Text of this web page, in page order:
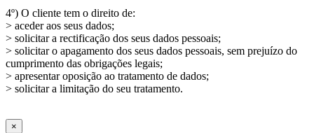
4º) O cliente tem o direito de:
> aceder aos seus dados;
> solicitar a rectificação dos seus dados pessoais;
> solicitar o apagamento dos seus dados pessoais, sem prejuízo do
cumprimento das obrigações legais;
> apresentar oposição ao tratamento de dados;
> solicitar a limitação do seu tratamento.
×